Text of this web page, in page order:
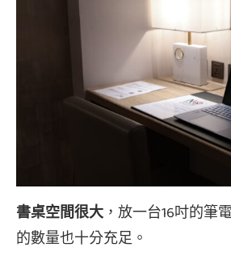
書桌空間很大 ，放一台16吋的筆
的數量也十分充足。